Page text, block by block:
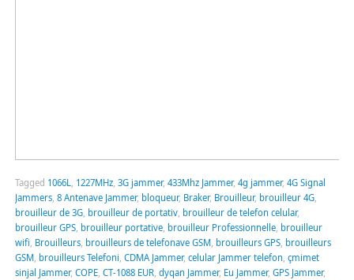
Tagged 1066L 1227MHz, 3G jammer, 433Mhz Jammer, 4g jammer, 4G Signal
Jammers, 8 Antenave Jammer, bloqueur, Braker, Brouilleur, brouilleur 4G,
brouilleur de 3G, brouilleur de portativ, brouilleur de telefon celular,
brouilleur GPS, brouilleur portative, brouilleur Professionnelle, brouilleur
wifi Brouilleurs, brouilleurs de telefonave GSM, brouilleurs GPS, brouilleurs
GSM, brouilleurs Telefoni CDMA Jammer, celular Jammer telefon çmimet
sinjal Jammer, COPE, CT-1088 EUR, dyqan Jammer, Eu Jammer, GPS Jammer,